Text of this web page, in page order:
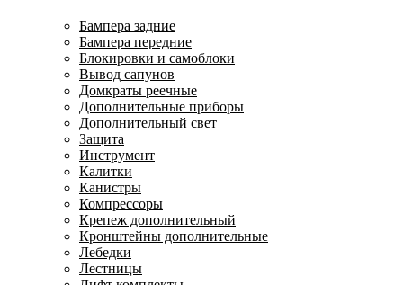
Бампера задние
Бампера передние
Блокировки и самоблоки
Вывод сапунов
Домкраты реечные
Дополнительные приборы
Дополнительный свет
Защита
Инструмент
Калитки
Канистры
Компрессоры
Крепеж дополнительный
Кронштейны дополнительные
Лебедки
Лестницы